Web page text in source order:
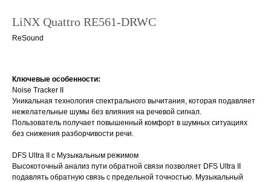
LiNX Quattro RE561-DRWC
ReSound
Ключевые особенности:
Noise Tracker II
Уникальная технология спектрального вычитания, которая подавляет
нежелательные шумы без влияния на речевой сигнал.
Пользователь получает повышенный комфорт в шумных ситуациях
без снижения разборчивости речи.
DFS Ultra II с Музыкальным режимом
Высокоточный анализ пути обратной связи позволяет DFS Ultra II
подавлять обратную связь с предельной точностью. Музыкальный